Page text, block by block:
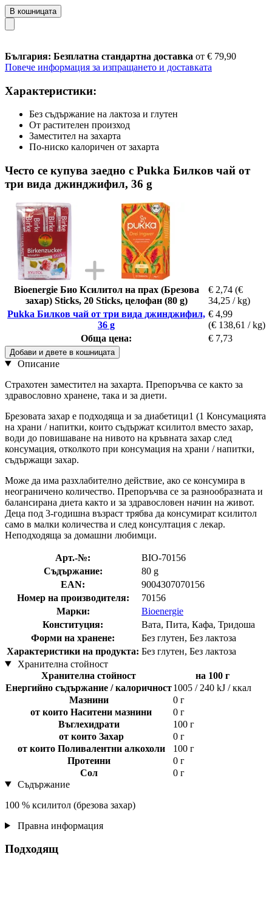
В кошницата
България: Безплатна стандартна доставка от € 79,90
Повече информация за изпращането и доставката
Характеристики:
Без съдържание на лактоза и глутен
От растителен произход
Заместител на захарта
По-ниско калоричен от захарта
Често се купува заедно с Pukka Билков чай от
три вида джинджифил, 36 g
Bioenergie Био Ксилитол на прах (Брезова
захар) Sticks, 20 Sticks, целофан (80 g)
€ 2,74 (€
34,25 / kg)
Pukka Билков чай от три вида джинджифил,
36 g
€ 4,99
(€ 138,61 / kg)
Обща цена:
€ 7,73
Добави и двете в кошницата
Описание
Страхотен заместител на захарта. Препоръчва се както за
здравословно хранене, така и за диети.
Брезовата захар е подходяща и за диабетици1 (1 Консумацията
на храни / напитки, които съдържат ксилитол вместо захар,
води до повишаване на нивото на кръвната захар след
консумация, отколкото при консумация на храни / напитки,
съдържащи захар.
Може да има разхлабително действие, ако се консумира в
неограничено количество. Препоръчва се за разнообразната и
балансирана диета както и за здравословен начин на живот.
Деца под 3-годишна възраст трябва да консумират ксилитол
само в малки количества и след консултация с лекар.
Неподходяща за домашни любимци.
Арт.-№:
BIO-70156
Съдържание:
80 g
EAN:
9004307070156
Номер на производителя:
70156
Марки:
Bioenergie
Конституция:
Вата, Пита, Кафа, Тридоша
Форми на хранене:
Без глутен, Без лактоза
Характеристики на продукта: Без глутен, Без лактоза
Хранителна стойност
Хранителна стойност
на 100 г
Енергийно съдържание / калоричност1005 / 240 kJ / ккал
Мазнини
0 г
от които Наситени мазнини
0 г
Въглехидрати
100 г
от които Захар
0 г
от които Поливалентни алкохоли
100 г
Протеини
0 г
Сол
0 г
Съдържание
100 % ксилитол (брезова захар)
Правна информация
Подходящ